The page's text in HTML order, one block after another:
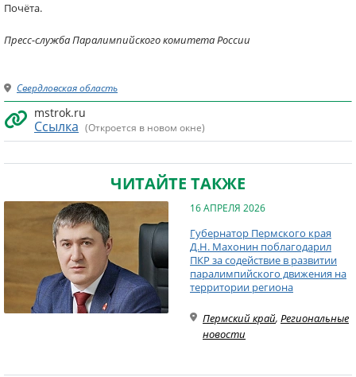
Почёта.
Пресс-служба Паралимпийского комитета России
Свердловская область
mstrok.ru
Ссылка (Откроется в новом окне)
ЧИТАЙТЕ ТАКЖЕ
16 АПРЕЛЯ 2026
Губернатор Пермского края
Д.Н. Махонин поблагодарил
ПКР за содействие в развитии
паралимпийского движения на
территории региона
Пермский край, Региональные
новости